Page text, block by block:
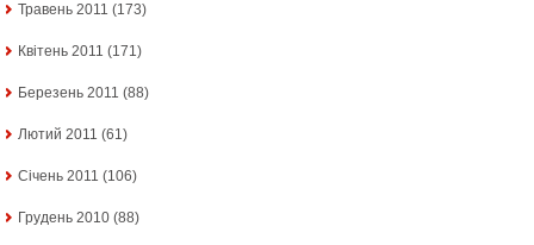
Травень 2011 (173)
Квітень 2011 (171)
Березень 2011 (88)
Лютий 2011 (61)
Січень 2011 (106)
Грудень 2010 (88)